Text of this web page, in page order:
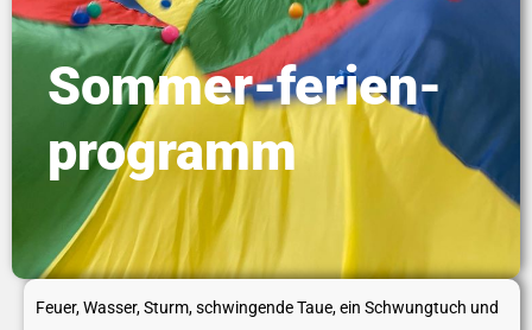
Sommer-ferien-
programm
Feuer, Wasser, Sturm, schwingende Taue, ein Schwungtuch und